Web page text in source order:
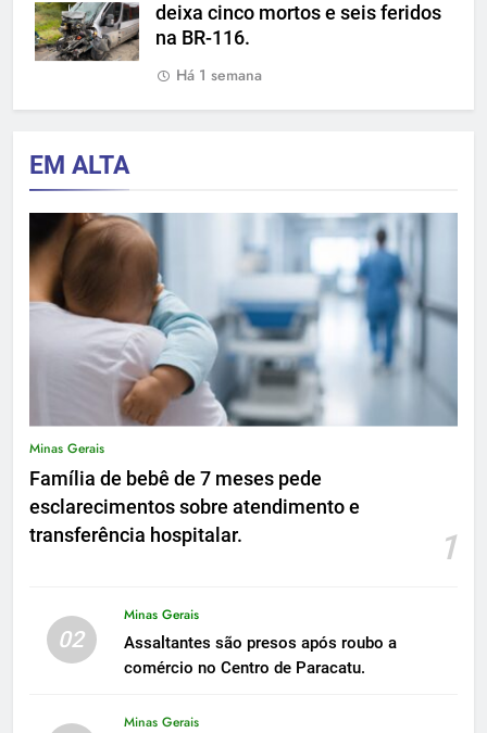
deixa cinco mortos e seis feridos
na BR-116.
Há 1 semana
EM ALTA
Minas Gerais
Família de bebê de 7 meses pede
esclarecimentos sobre atendimento e
transferência hospitalar.
1
02
Minas Gerais
Assaltantes são presos após roubo a
comércio no Centro de Paracatu.
Minas Gerais